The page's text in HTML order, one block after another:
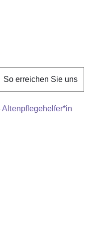
So erreichen Sie uns
Altenpflegehelfer*in